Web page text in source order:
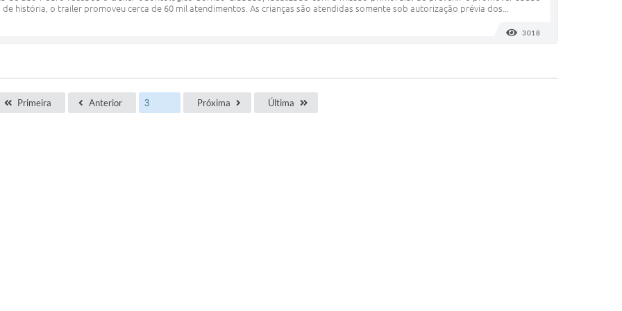
de história, o trailer promoveu cerca de 60 mil atendimentos. As crianças são atendidas somente sob autorização prévia dos...
3018
Primeira Anterior Próxima Última